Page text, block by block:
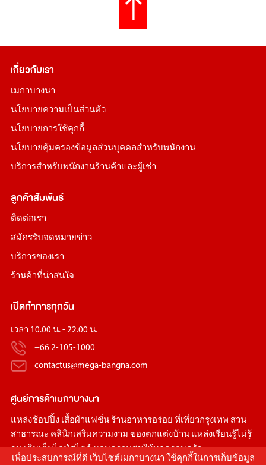
เกี่ยวกับเรา
เมกาบางนา
นโยบายความเป็นส่วนตัว
นโยบายการใช้คุกกี้
นโยบายคุ้มครองข้อมูลส่วนบุคคลสำหรับพนักงาน
บริการสำหรับพนักงานร้านค้าและผู้เช่า
ลูกค้าสัมพันธ์
ติดต่อเรา
สมัครรับจดหมายข่าว
บริการของเรา
ร้านค้าที่น่าสนใจ
เปิดทำการทุกวัน
เวลา 10.00 น. - 22.00 น.
+66 2-105-1000
contactus@mega-bangna.com
ศูนย์การค้าเมกาบางนา
แหล่งช้อปปิ้ง เสื้อผ้าแฟชั่น ร้านอาหารอร่อย ที่เที่ยวกรุงเทพ สวน
สาธารณะ คลินิกเสริมความงาม ของตกแต่งบ้านแหล่งเรียนรู้ไม่รู้
จบ เติมเต็มไลฟ์สไตล์ มอบความสุขให้ทุกครอบครัว
เพื่อประสบการณ์ที่ดี เว็บไซต์เมกาบางนา ใช้คุกกี้ในการเก็บข้อมูล